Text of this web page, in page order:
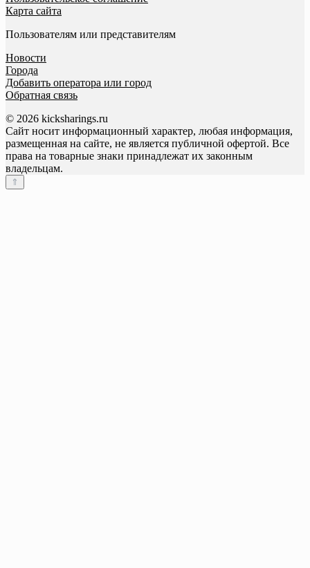
Карта сайта
Пользователям или представителям
Новости
Города
Добавить оператора или город
Обратная связь
© 2026 kicksharings.ru
Сайт носит информационный характер, любая информация,
размещенная на сайте, не является публичной офертой. Все
права на товарные знаки принадлежат их законным
владельцам.